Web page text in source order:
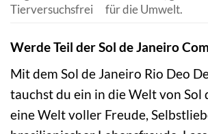
Tierversuchsfrei
für die Umwelt.
Werde Teil der Sol de Janeiro
Mit dem Sol de Janeiro Rio Deo
tauchst du ein in die Welt von Sol
eine Welt voller Freude,